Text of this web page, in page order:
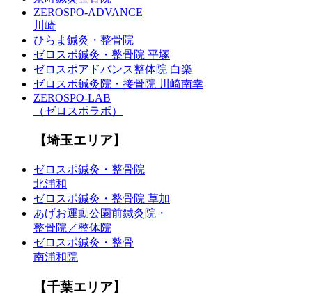
ZEROSPO-ADVANCE
川崎
ひらま鍼灸・整骨院
ゼロスポ鍼灸・整骨院 平塚
ゼロスポアドバンス整体院 白楽
ゼロスポ鍼灸院・接骨院 川崎南幸
ZEROSPO-LAB
（ゼロスポラボ）
【埼玉エリア】
ゼロスポ鍼灸・整骨院
北浦和
ゼロスポ鍼灸・整骨院 草加
あげお運動公園前鍼灸院・
整骨院／整体院
ゼロスポ鍼灸・整骨
南浦和院
【千葉エリア】